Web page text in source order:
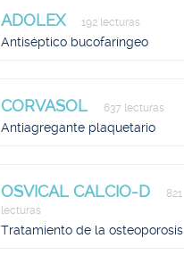
ADOLEX 192 lecturas
Antiséptico bucofaríngeo
CORVASOL 637 lecturas
Antiagregante plaquetario
OSVICAL CALCIO-D
821
lecturas
Tratamiento de la osteoporosis